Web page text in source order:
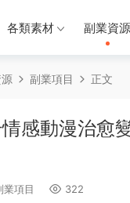
各類素材 副業資源
副業項目 正文
感動漫治愈
業項目 322